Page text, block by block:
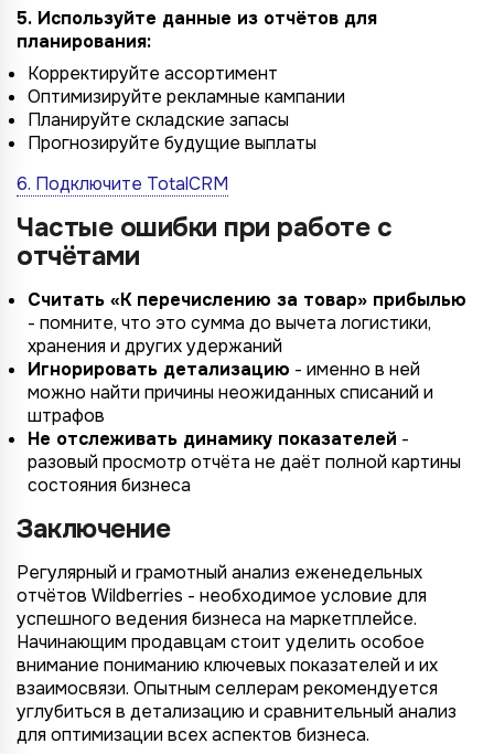
5. Используйте данные из отчётов для
планирования:
Корректируйте ассортимент
Оптимизируйте рекламные кампании
Планируйте складские запасы
Прогнозируйте будущие выплаты
6. Подключите TotalCRM
Частые ошибки при работе с
отчётами
Считать «К перечислению за товар» прибылью
- помните, что это сумма до вычета логистики,
хранения и других удержаний
Игнорировать детализацию - именно в ней
можно найти причины неожиданных списаний и
штрафов
Не отслеживать динамику показателей -
разовый просмотр отчёта не даёт полной картины
состояния бизнеса
Заключение
Регулярный и грамотный анализ еженедельных
отчётов Wildberries - необходимое условие для
успешного ведения бизнеса на маркетплейсе.
Начинающим продавцам стоит уделить особое
внимание пониманию ключевых показателей и их
взаимосвязи. Опытным селлерам рекомендуется
углубиться в детализацию и сравнительный анализ
для оптимизации всех аспектов бизнеса.